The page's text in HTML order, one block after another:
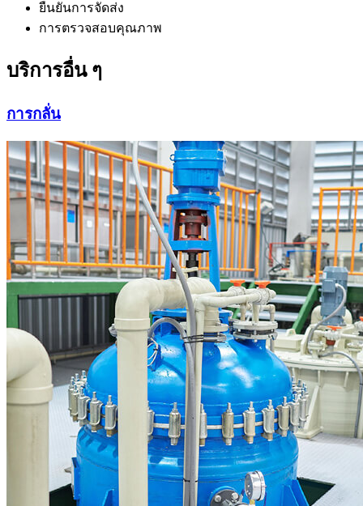
ยืนยันการจัดส่ง
การตรวจสอบคุณภาพ
บริการอื่น ๆ
การกลั่น